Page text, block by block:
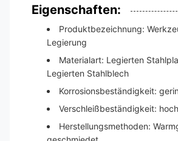
Eigenschaften:
Produktbezeichnung:
Legierung
Materialart: Legierten
Legierten Stahlblech
Korrosionsbeständigkeit:
Verschleißbeständigkeit: hoch
Herstellungsmethoden: